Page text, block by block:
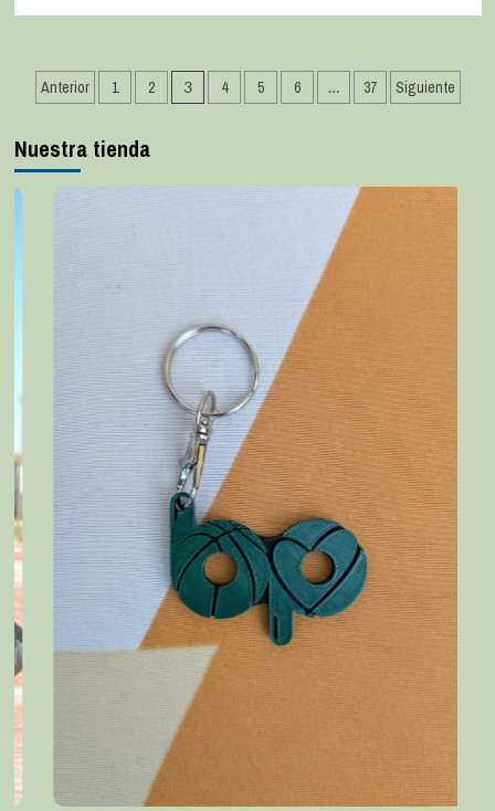
Anterior 1 2 3 4 5 6 … 37 Siguiente
Nuestra tienda